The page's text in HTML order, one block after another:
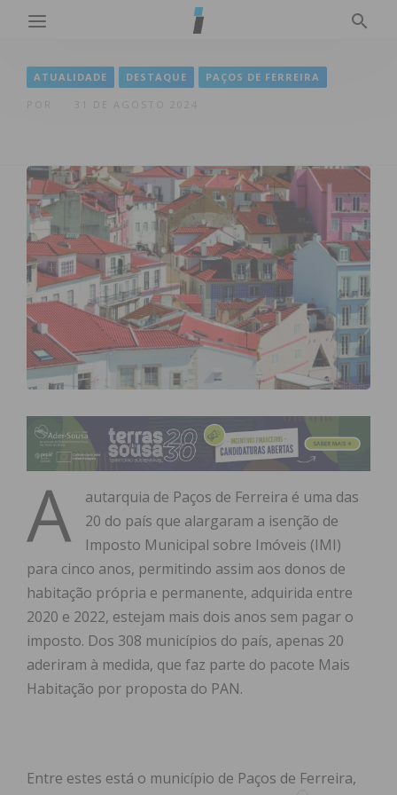
ATUALIDADE DESTAQUE PAÇOS DE FERREIRA
31 DE AGOSTO 2024
A
autarquia de Paços de Ferreira é uma das
20 do país que alargaram a isenção de
Imposto Municipal sobre Imóveis (IMI)
para cinco anos, permitindo assim aos donos de
habitação própria e permanente, adquirida entre
2020 e 2022, estejam mais dois anos sem pagar o
imposto. Dos 308 municípios do país, apenas 20
aderiram à medida, que faz parte do pacote Mais
Habitação por proposta do PAN.
Entre estes está o município de Paços de Ferreira,